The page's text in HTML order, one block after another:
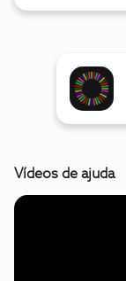
Vídeos de ajuda